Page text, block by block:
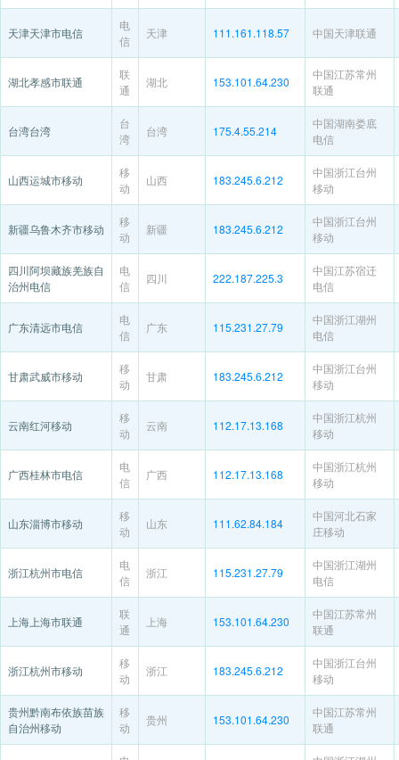
天津天津市电信
电
信
天津 111.161.118.57 中国天津联通
湖北孝感市联通
联
通
湖北 153.101.64.230
中国江苏常州
联通
台湾台湾
台
湾
台湾 175.4.55.214
中国湖南娄底
电信
山西运城市移动
移
动
山西 183.245.6.212
中国浙江台州
移动
新疆乌鲁木齐市移动
移
动
新疆 183.245.6.212
中国浙江台州
移动
四川阿坝藏族羌族自
治州电信
电
信
四川 222.187.225.3
中国江苏宿迁
电信
广东清远市电信
电
信
广东 115.231.27.79
中国浙江湖州
电信
甘肃武威市移动
移
动
甘肃 183.245.6.212
中国浙江台州
移动
云南红河移动
移
动
云南 112.17.13.168
中国浙江杭州
移动
广西桂林市电信
电
信
广西 112.17.13.168
中国浙江杭州
移动
山东淄博市移动
移
动
山东 111.62.84.184
中国河北石家
庄移动
浙江杭州市电信
电
信
浙江 115.231.27.79
中国浙江湖州
电信
上海上海市联通
联
通
上海 153.101.64.230
中国江苏常州
联通
浙江杭州市移动
移
动
浙江 183.245.6.212
中国浙江台州
移动
贵州黔南布依族苗族
自治州移动
移
动
贵州 153.101.64.230
中国江苏常州
联通